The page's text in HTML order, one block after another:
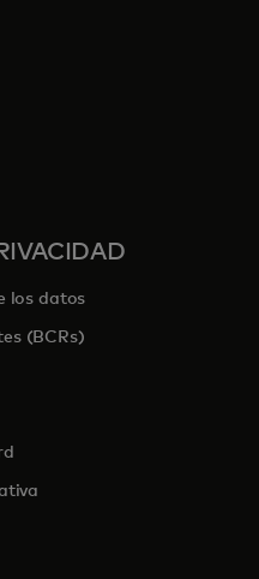
en una pestaña nueva
los datos
(BCRs)
pestaña nueva